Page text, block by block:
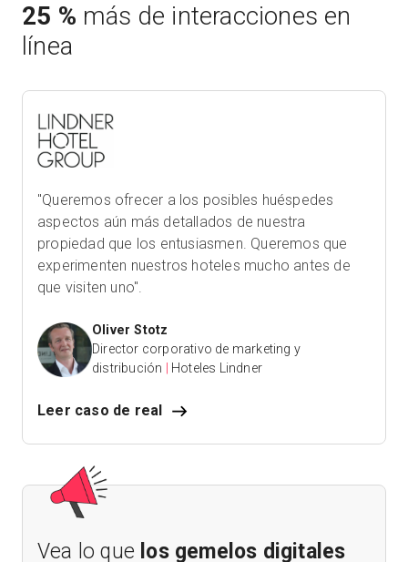
"Queremos ofrecer a los posibles huéspedes
aspectos aún más detallados de nuestra
propiedad que los entusiasmen. Queremos que
experimenten nuestros hoteles mucho antes de
que visiten uno".
Oliver Stotz
Director corporativo de marketing y
distribución
Hoteles Lindner
Leer caso de real
25 % más de interacciones en
línea
Vea lo que los gemelos digitales